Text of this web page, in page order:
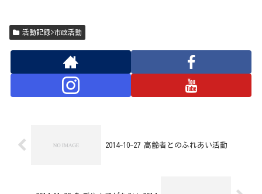
活動記録>市政活動
2014-10-27 高齢者とのふれあい活動